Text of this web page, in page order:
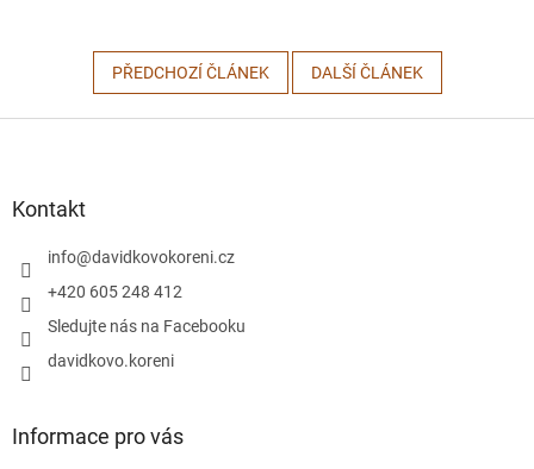
PŘEDCHOZÍ ČLÁNEK DALŠÍ ČLÁNEK
Kontakt
info@davidkovokoreni.cz
+420 605 248 412
Sledujte nás na Facebooku
davidkovo.koreni
Informace pro vás